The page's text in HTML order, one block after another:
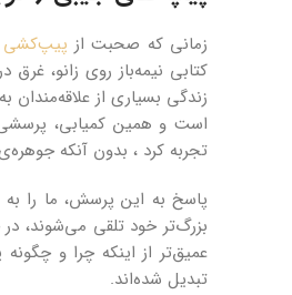
زمانی که صحبت از پیپ‌کشی
کتابی نیمه‌باز روی زانو،
زندگی بسیاری از
است و همین کمیابی،
تجربه کرد ، بدون آنکه
پاسخ به این پرسش، ما را
بزرگ‌تر خود تلقی می‌شوند،
عمیق‌تر از اینکه چرا و
تبدیل شده‌اند.